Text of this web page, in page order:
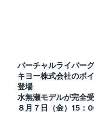
バーチャルライバー
キヨー株式会社のボ
登場
水無瀬モデルが完全
８月７日（金）15：